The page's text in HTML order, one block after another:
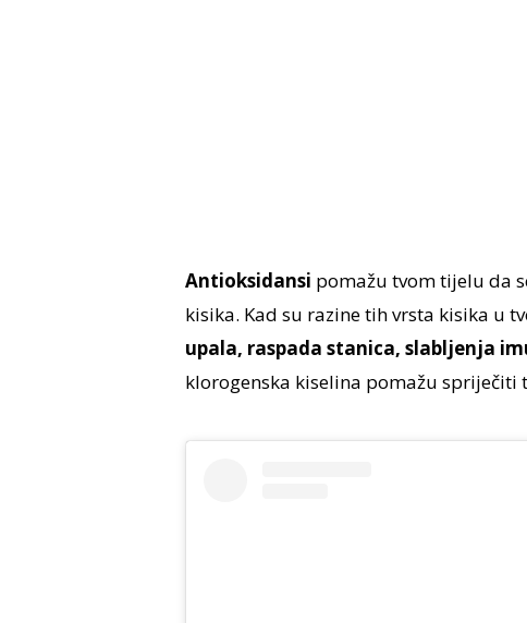
Antioksidansi pomažu tvom tijelu da
kisika. Kad su razine tih vrsta kisika u
upala, raspada stanica, slabljenja
klorogenska kiselina pomažu spriječiti